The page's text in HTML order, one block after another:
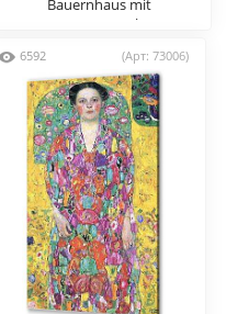
Bauernhaus mit
Rosenstrauch
6592 (Арт: 73006)